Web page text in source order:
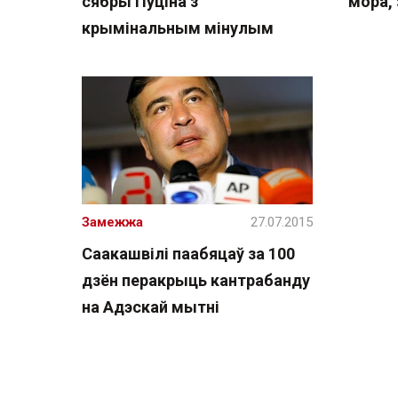
крымінальным мінулым
Саакашвілі паабяцаў за 100
дзён перакрыць кантрабанду
на Адэскай мытні
Замежжа 27.07.2015